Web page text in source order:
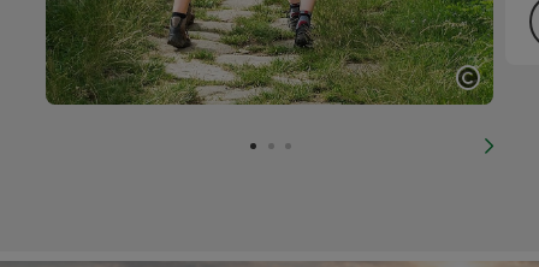
Start